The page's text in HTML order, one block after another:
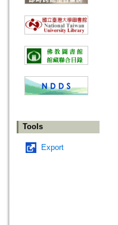
Tools
Export